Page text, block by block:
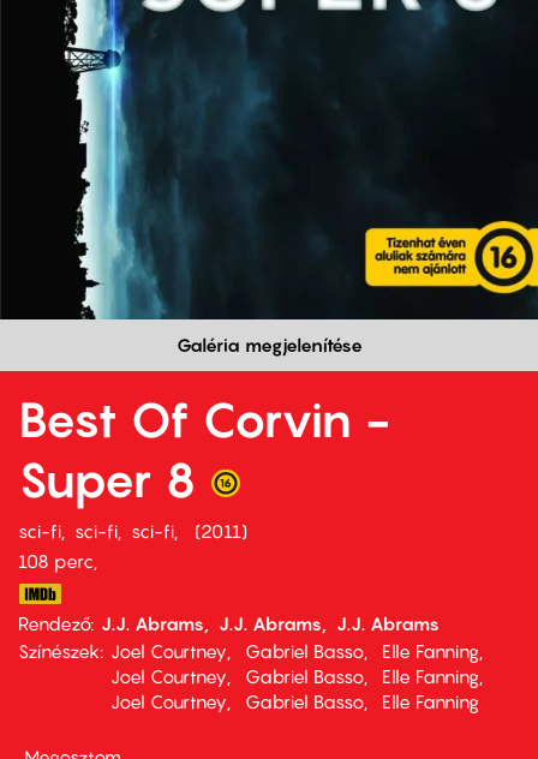
Galéria megjelenítése
Best Of Corvin -
Super 8
sci-fi sci-fi sci-fi
2011
108 perc,
Rendező J.J. Abrams J.J. Abrams
J.J. Abrams
Színészek
Joel Courtney Gabriel Basso
Elle Fanning
Joel Courtney
Gabriel Basso
Elle Fanning
Joel Courtney
Gabriel Basso Elle Fanning